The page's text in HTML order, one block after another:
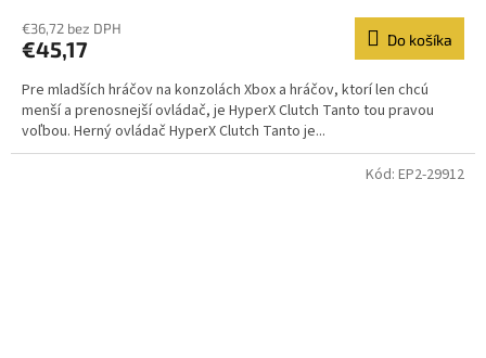
€36,72 bez DPH
€45,17 Do košíka
Pre mladších hráčov na konzolách Xbox a hráčov, ktorí len chcú
menší a prenosnejší ovládač, je HyperX Clutch Tanto tou pravou
voľbou. Herný ovládač HyperX Clutch Tanto je...
Kód: EP2-29912